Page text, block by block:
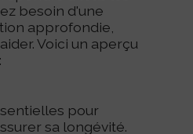
besoin d'une
approfondie,
Voici un aperçu
pour
sa longévité.